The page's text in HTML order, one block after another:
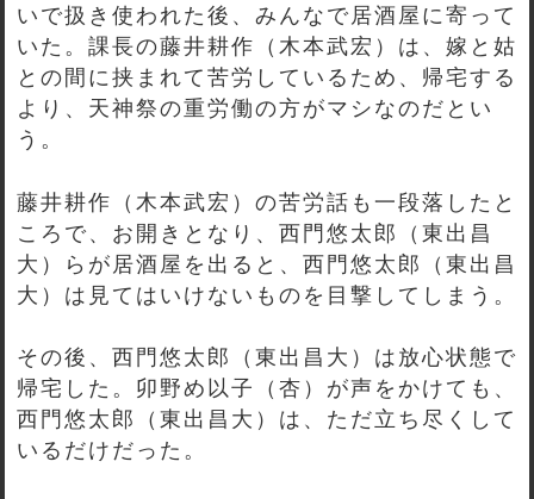
いで扱き使われた後、みんなで居酒屋に寄って
いた。課長の藤井耕作（木本武宏）は、嫁と姑
との間に挟まれて苦労しているため、帰宅する
より、天神祭の重労働の方がマシなのだとい
う。
藤井耕作（木本武宏）の苦労話も一段落したと
ころで、お開きとなり、西門悠太郎（東出昌
大）らが居酒屋を出ると、西門悠太郎（東出昌
大）は見てはいけないものを目撃してしまう。
その後、西門悠太郎（東出昌大）は放心状態で
帰宅した。卯野め以子（杏）が声をかけても、
西門悠太郎（東出昌大）は、ただ立ち尽くして
いるだけだった。